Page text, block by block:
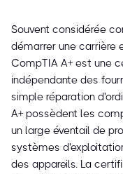
Souvent considérée
démarrer une carrière
CompTIA A+ est une
indépendante des
simple réparation
A+ possèdent les
un large éventail de
systèmes
des appareils. La